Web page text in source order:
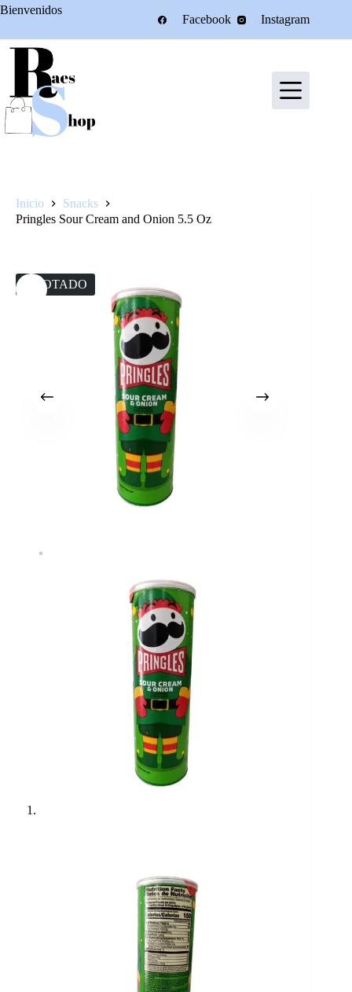
Saltar
Bienvenidos
Facebook Instagram
Inicio
Snacks
Pringles Sour Cream and Onion 5.5 Oz
AGOTADO